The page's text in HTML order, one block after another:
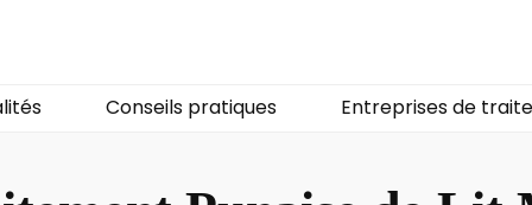
Conseils pratiques Entreprises de